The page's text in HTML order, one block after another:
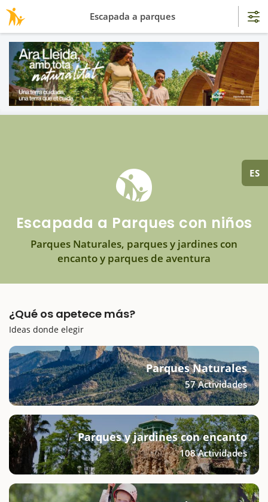
ES
Escapada a Parques con niños
Parques Naturales, parques y jardines con
encanto y parques de aventura
¿Qué os apetece más?
Ideas donde elegir
Parques Naturales
57 Actividades
Parques y jardines con encanto
108 Actividades
Escapada a parques